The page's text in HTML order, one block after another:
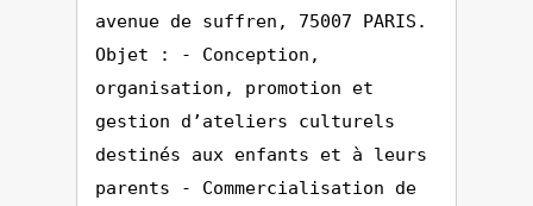
avenue de suffren, 75007 PARIS.
Objet : - Conception,
organisation, promotion et
gestion d’ateliers culturels
destinés aux enfants et à leurs
parents - Commercialisation de